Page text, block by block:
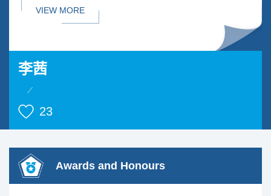
VIEW MORE
李茜
23
Awards and Honours